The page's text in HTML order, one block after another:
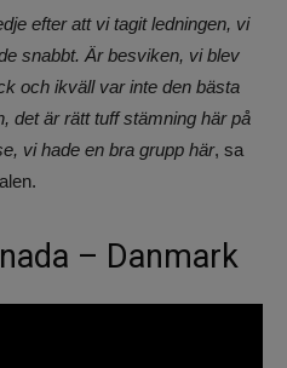
efter att vi tagit ledningen, vi
snabbt. Är besviken, vi blev
och ikväll var inte den bästa
det är rätt tuff stämning här på
vi hade en bra grupp här, sa
– Danmark